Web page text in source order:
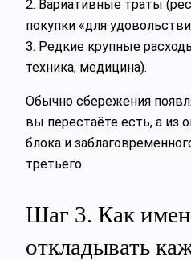
2. Вариативные траты
покупки «для
3. Редкие крупные
техника, медицина).
Обычно сбережения
вы перестаёте есть, а из
блока и
третьего.
Шаг 3. Как
откладывать